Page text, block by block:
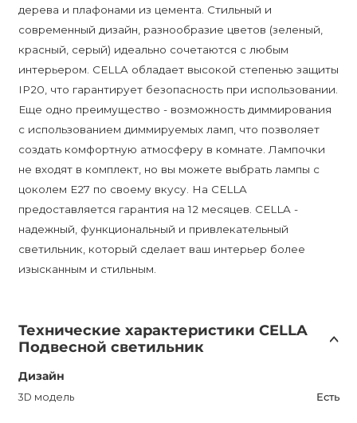
дерева и плафонами из цемента. Стильный и
современный дизайн, разнообразие цветов (зеленый,
красный, серый) идеально сочетаются с любым
интерьером. CELLA обладает высокой степенью защиты
IP20, что гарантирует безопасность при использовании.
Еще одно преимущество - возможность диммирования
с использованием диммируемых ламп, что позволяет
создать комфортную атмосферу в комнате. Лампочки
не входят в комплект, но вы можете выбрать лампы с
цоколем E27 по своему вкусу. На CELLA
предоставляется гарантия на 12 месяцев. CELLA -
надежный, функциональный и привлекательный
светильник, который сделает ваш интерьер более
изысканным и стильным.
Технические характеристики CELLA
Подвесной светильник
Дизайн
3D модель Есть